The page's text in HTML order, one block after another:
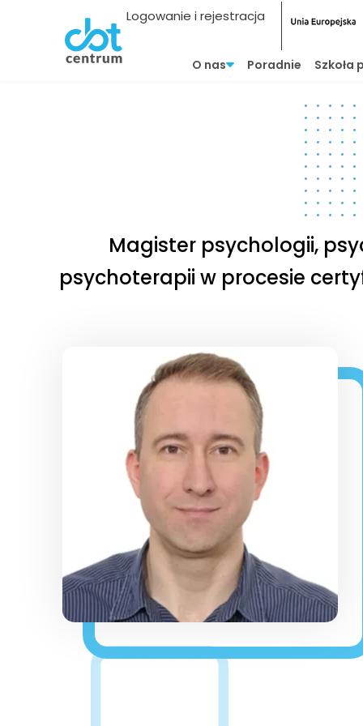
Logowanie i rejestracja
O nas Poradnie Szkoła
Magister psychologii,
psychoterapii w procesie